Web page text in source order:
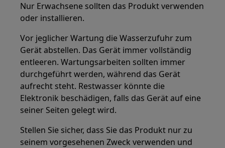
Nur Erwachsene sollten das Produkt verwenden
oder installieren.
Vor jeglicher Wartung die Wasserzufuhr zum
Gerät abstellen. Das Gerät immer vollständig
entleeren. Wartungsarbeiten sollten immer
durchgeführt werden, während das Gerät
aufrecht steht. Restwasser könnte die
Elektronik beschädigen, falls das Gerät auf eine
seiner Seiten gelegt wird.
Stellen Sie sicher, dass Sie das Produkt nur zu
seinem vorgesehenen Zweck verwenden und